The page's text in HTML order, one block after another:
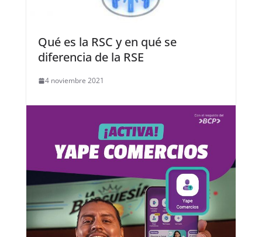
Qué es la RSC y en qué se
diferencia de la RSE
4 noviembre 2021